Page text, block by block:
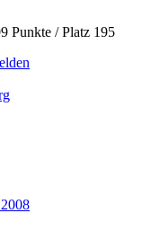
Punkte / Platz 195